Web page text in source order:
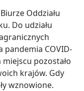
Oddziału
Do udziału
pandemia COVID-
pozostało
krajów. Gdy
wznowione.